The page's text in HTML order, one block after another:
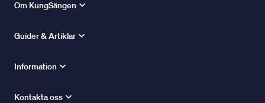
Om KungSängen
Guider & Artiklar
Information
Kontakta oss